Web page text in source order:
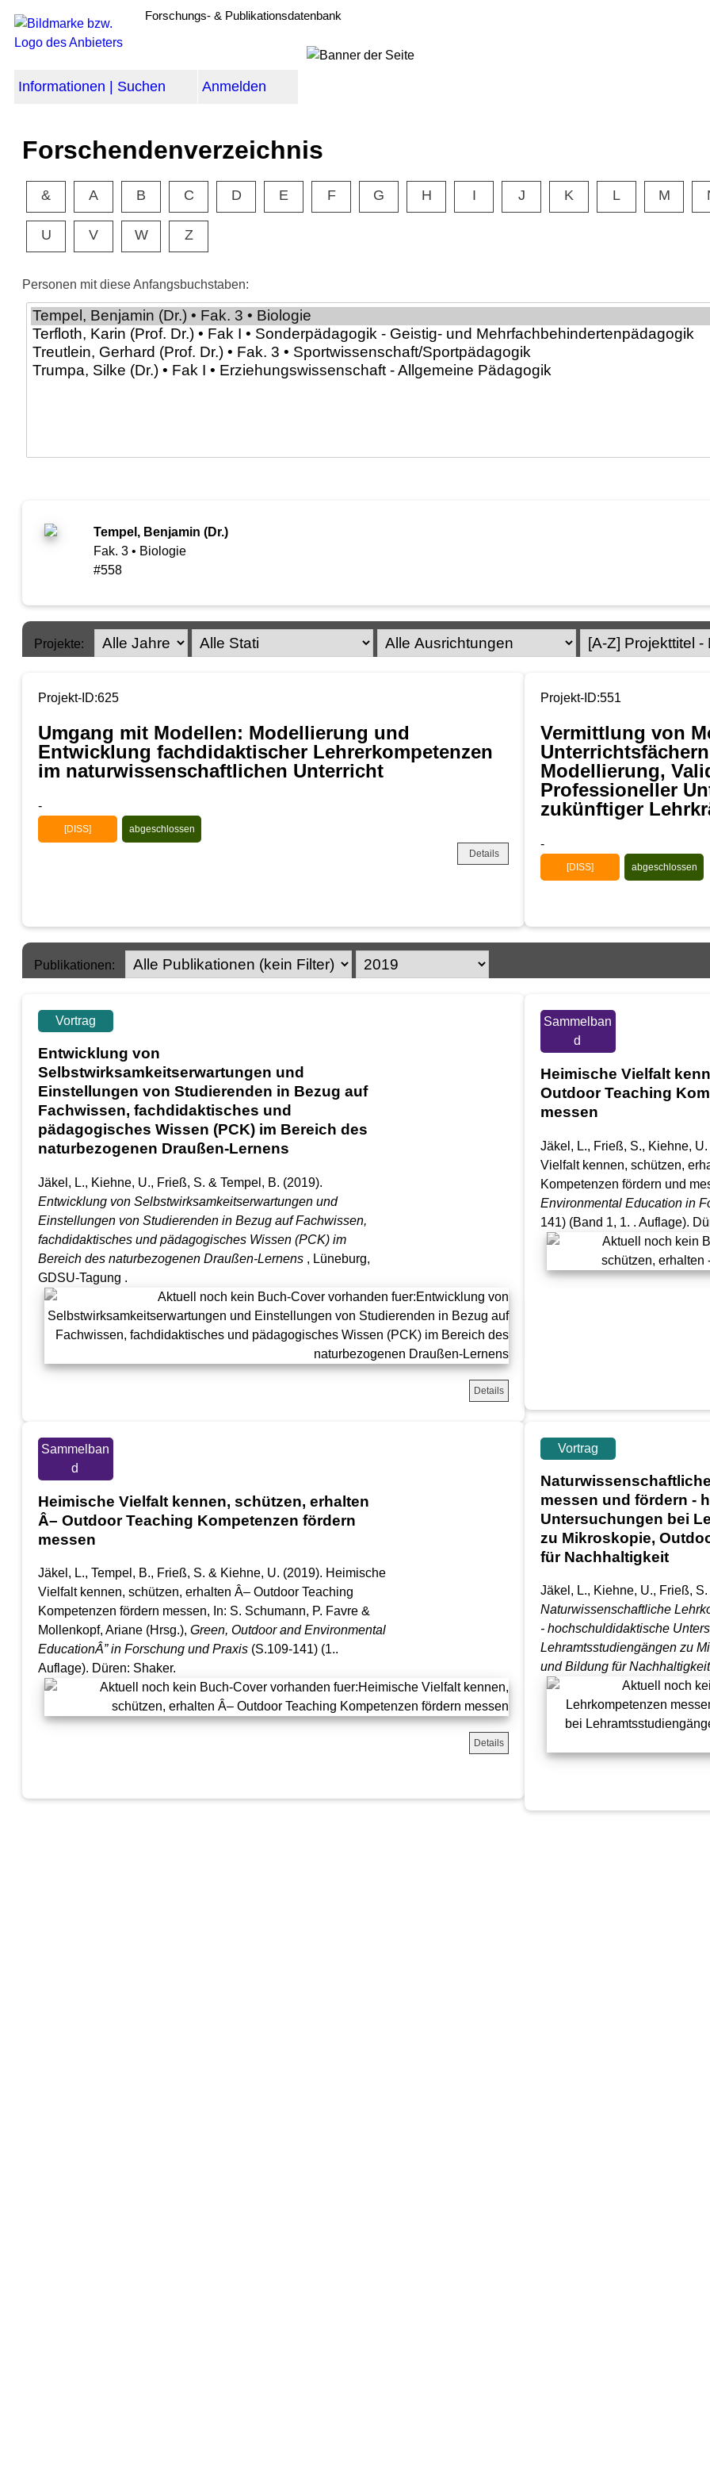
Forschungs- & Publikationsdatenbank
Informationen | Suchen Anmelden
Forschendenverzeichnis
& A B C D E F G H I J K L M
U V W Z
Personen mit diese Anfangsbuchstaben:
Tempel, Benjamin (Dr.)
Fak. 3 • Biologie
#558
Projekte:
Projekt-ID:625
Umgang mit Modellen: Modellierung und
Entwicklung fachdidaktischer Lehrerkompetenzen
im naturwissenschaftlichen Unterricht
-
[DISS] abgeschlossen
Details
Projekt-ID:551
Vermittlung von
Modellierung,
Professioneller
zukünftiger
-
[DISS] abgeschlossen
Publikationen:
Vortrag
Entwicklung von
Selbstwirksamkeitserwartungen und
Einstellungen von Studierenden in Bezug auf
Fachwissen, fachdidaktisches und
pädagogisches Wissen (PCK) im Bereich des
naturbezogenen Draußen-Lernens
Jäkel, L., Kiehne, U., Frieß, S. & Tempel, B. (2019).
Entwicklung von Selbstwirksamkeitserwartungen und
Einstellungen von Studierenden in Bezug auf Fachwissen,
fachdidaktisches und pädagogisches Wissen (PCK) im
Bereich des naturbezogenen Draußen-Lernens , Lüneburg,
GDSU-Tagung .
Details
Sammelban
d
Heimische Vielfalt
Outdoor Teaching
messen
Jäkel, L., Frieß, S., Kiehne,
Vielfalt kennen, schützen,
Kompetenzen fördern und
Environmental Education in
141) (Band 1, 1. . Auflage).
Sammelban
d
Heimische Vielfalt kennen, schützen, erhalten
Â– Outdoor Teaching Kompetenzen fördern
messen
Jäkel, L., Tempel, B., Frieß, S. & Kiehne, U. (2019). Heimische
Vielfalt kennen, schützen, erhalten Â– Outdoor Teaching
Kompetenzen fördern messen, In: S. Schumann, P. Favre &
Mollenkopf, Ariane (Hrsg.), Green, Outdoor and Environmental
EducationÂ” in Forschung und Praxis (S.109-141) (1..
Auflage). Düren: Shaker.
Details
Vortrag
messen und fördern -
Untersuchungen bei
zu Mikroskopie,
für Nachhaltigkeit
Jäkel, L., Kiehne, U., Frieß, S.
Naturwissenschaftliche
- hochschuldidaktische
Lehramtsstudiengängen zu
und Bildung für Nachhaltigkeit